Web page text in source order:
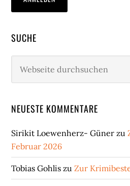
SUCHE
durchsuchen
NEUESTE KOMMENTARE
Sirikit Loewenherz- Güner zu
Februar 2026
Tobias Gohlis zuZur